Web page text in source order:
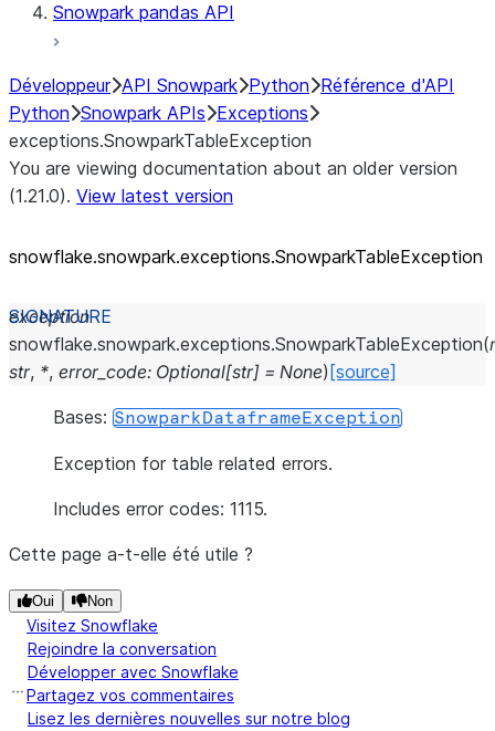
Snowpark pandas API
Développeur API Snowpark Python Référence d'API
Python Snowpark APIs Exceptions
exceptions.SnowparkTableException
You are viewing documentation about an older version
(1.21.0). View latest version
snowflake.snowpark.exceptions.SnowparkTableException
exception
snowflake.snowpark.exceptions.SnowparkTableException(
str, *, error_code: Optional[str] = None) [source]
Bases: SnowparkDataframeException
Exception for table related errors.
Includes error codes: 1115.
Cette page a-t-elle été utile ?
Oui Non
Visitez Snowflake
Rejoindre la conversation
Développer avec Snowflake
Partagez vos commentaires
Lisez les dernières nouvelles sur notre blog